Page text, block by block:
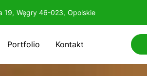
19, Węgry 46-023, Opolskie
Portfolio Kontakt